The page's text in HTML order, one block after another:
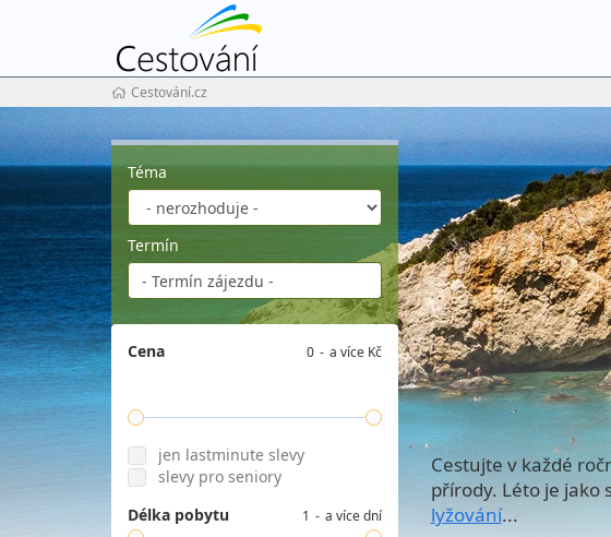
Cestování.cz
Téma
Termín
Cena 0 a více Kč
jen lastminute slevy
slevy pro seniory
Délka pobytu
1 a více dní
Cestujte v každé
přírody. Léto je jako
lyžování...